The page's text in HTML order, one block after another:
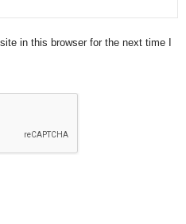
in this browser for the next time I